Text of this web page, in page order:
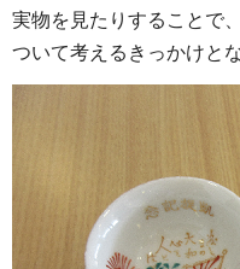
実物を見たりすることで
ついて考えるきっかけと